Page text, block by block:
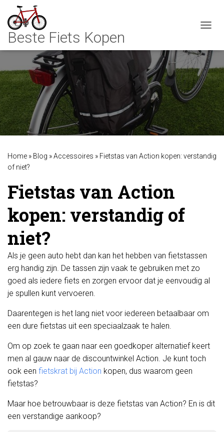
Home » Blog »Accessoires » Fietstas van Action kopen: verstandig
of niet?
Fietstas van Action
kopen: verstandig of
niet?
Als je geen auto hebt dan kan het hebben van fietstassen
erg handig zijn. De tassen zijn vaak te gebruiken met zo
goed als iedere fiets en zorgen ervoor dat je eenvoudig al
je spullen kunt vervoeren.
Daarentegen is het lang niet voor iedereen betaalbaar om
een dure fietstas uit een speciaalzaak te halen.
Om op zoek te gaan naar een goedkoper alternatief keert
men al gauw naar de discountwinkel Action. Je kunt toch
ook een fietskrat bij Action kopen, dus waarom geen
fietstas?
Maar hoe betrouwbaar is deze fietstas van Action? En is dit
een verstandige aankoop?